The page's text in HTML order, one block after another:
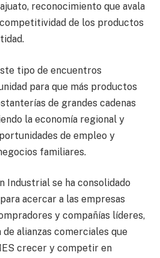
reconocimiento que avala
de los productos
tipo de encuentros
para que más productos
de grandes cadenas
la economía regional y
de empleo y
familiares.
Industrial se ha consolidado
acercar a las empresas
y compañías líderes,
alianzas comerciales que
crecer y competir en